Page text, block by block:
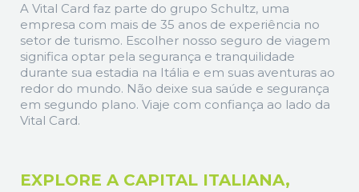
A Vital Card faz parte do grupo Schultz, uma
empresa com mais de 35 anos de experiência no
setor de turismo. Escolher nosso seguro de viagem
significa optar pela segurança e tranquilidade
durante sua estadia na Itália e em suas aventuras ao
redor do mundo. Não deixe sua saúde e segurança
em segundo plano. Viaje com confiança ao lado da
Vital Card.
EXPLORE A CAPITAL ITALIANA,